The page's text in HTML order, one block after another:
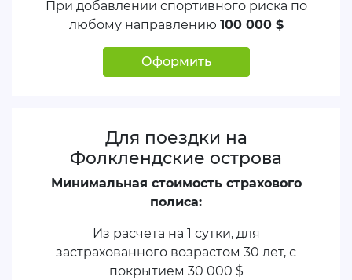
При добавлении спортивного риска по
любому направлению 100 000 $
Оформить
Для поездки на
Фолклендские острова
Минимальная стоимость страхового
полиса:
Из расчета на 1 сутки, для
застрахованного возрастом 30 лет, с
покрытием 30 000 $